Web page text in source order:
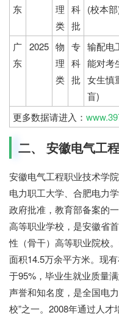
东
理
类
科
批
(校本
广
东
2025 物
理
类
专
科
批
输配电
能对考
女生慎
盲)
更多数据请进入：
二、 安徽电气工
安徽电气工程职业技术学
电力职工大学、合肥电力
政府批准，教育部备案的
高等职业学校，是安徽省
性（骨干）高等职业院校
面积14.5万余平方米。现
于95%，毕业生就业质量
声誉和知名度，是全国电
校”之一。2008年通过人